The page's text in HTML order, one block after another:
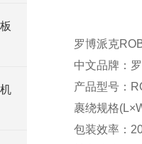
罗博派克
中文品牌：
产品型号：
裹绕规格
包装效率：